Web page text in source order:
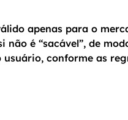
apenas para o
é “sacável”, de
conforme as